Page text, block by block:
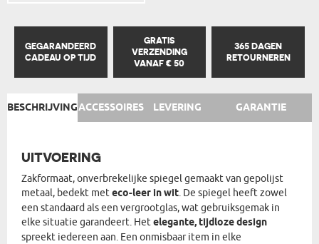
GEGARANDEERD
CADEAU OP TIJD
GRATIS
VERZENDING
VANAF € 50
365 DAGEN
RETOURNEREN
BESCHRIJVINGACCESSOIRES LEVERING GARANTIE
UITVOERING
Zakformaat, onverbrekelijke spiegel gemaakt van gepolijst
metaal, bedekt meteco-leer in wit. De spiegel heeft zowel
een standaard als een vergrootglas, wat gebruiksgemak in
elke situatie garandeert. Hetelegante, tijdloze design
spreekt iedereen aan. Een onmisbaar item in elke